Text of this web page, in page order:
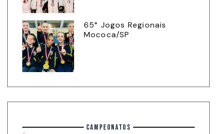
65° Jogos Regionais
Mococa/SP
CAMPEONATOS